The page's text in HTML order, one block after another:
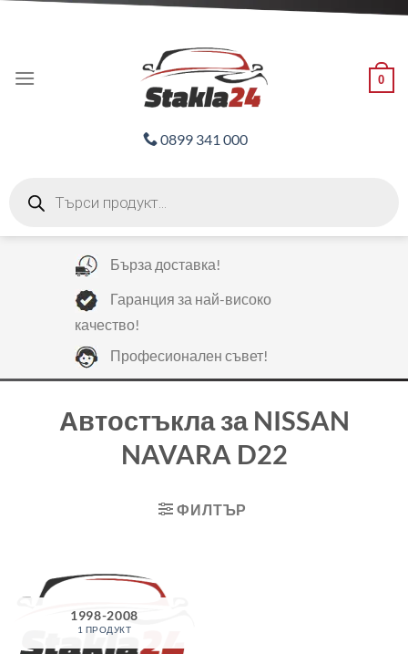
0
0899 341 000
search
Бърза доставка!
Гаранция за най-високо
качество!
Професионален съвет!
Автостъкла за NISSAN
NAVARA D22
ФИЛТЪР
1998-2008
1 ПРОДУКТ